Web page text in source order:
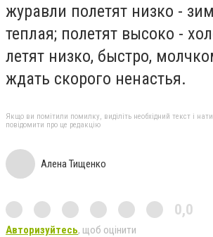
журавли полетят низко -
теплая; полетят высоко -
летят низко, быстро,
ждать скорого ненастья.
Якщо ви помітили помилку, виділіть необхідний текст і
повідомити про це редакцію
Алена Тищенко
0,0
Авторизуйтесь, щоб оцінити